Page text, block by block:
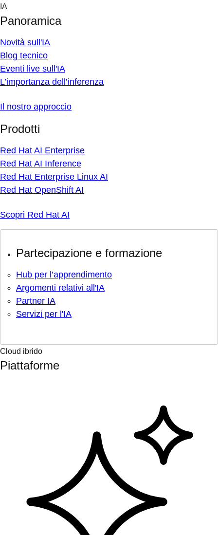
Skip
content
IA
Panoramica
Novità sull'IA
Blog tecnico
Eventi live sull'IA
L’importanza dell’inferenza
Il nostro approccio
Prodotti
Red Hat AI Enterprise
Red Hat AI Inference
Red Hat Enterprise Linux AI
Red Hat OpenShift AI
Scopri Red Hat AI
Partecipazione e formazione
Hub per l’apprendimento
Argomenti relativi all'IA
Partner IA
Servizi per l'IA
Cloud ibrido
Piattaforme